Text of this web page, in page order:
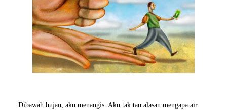
Dibawah hujan, aku menangis. Aku tak tau alasan mengapa air